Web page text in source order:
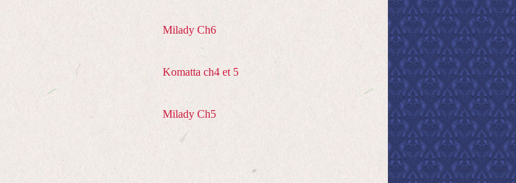
Milady Ch6
Komatta ch4 et 5
Milady Ch5